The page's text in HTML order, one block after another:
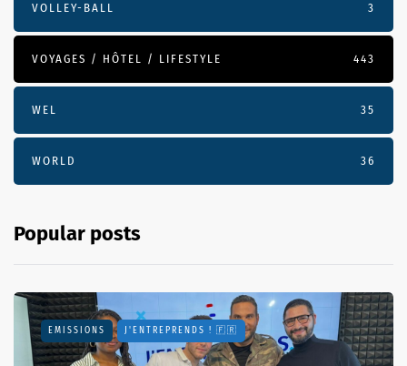
VOLLEY-BALL 3
VOYAGES / HÔTEL / LIFESTYLE 443
WEL 35
WORLD 36
Popular posts
EMISSIONS J'ENTREPRENDS ! 🇫🇷